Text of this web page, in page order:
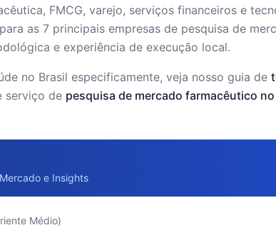
FMCG, varejo, serviços financeiros e
as 7 principais empresas de pesquisa de
e experiência de execução local.
no Brasil especificamente, veja nosso guia de
serviço de pesquisa de mercado farmacêutico no
e Insights
Médio)